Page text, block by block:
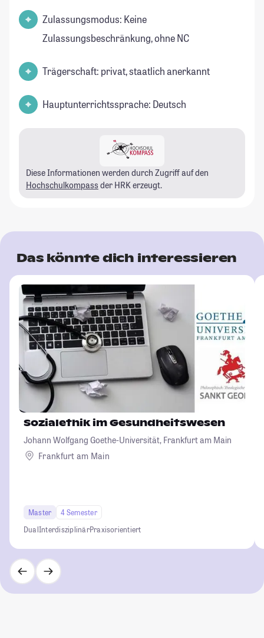
Zulassungsmodus: Keine
Zulassungsbeschränkung, ohne NC
Trägerschaft: privat, staatlich anerkannt
Hauptunterrichtssprache: Deutsch
Diese Informationen werden durch Zugriff auf den
Hochschulkompass der HRK erzeugt.
Das könnte dich interessieren
Sozialethik im Gesundheitswesen
Johann Wolfgang Goethe-Universität, Frankfurt am Main
Frankfurt am Main
Master
4 Semester
DualInterdisziplinärPraxisorientiert